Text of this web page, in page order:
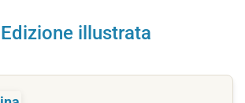
illustrata